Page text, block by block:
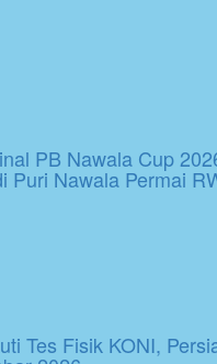
PB Nawala Cup
Puri Nawala Permai
Tes Fisik KONI,